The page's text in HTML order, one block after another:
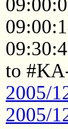
to
2005/
2005/